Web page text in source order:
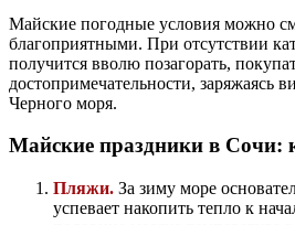
Майские погодные условия можно
благоприятными. При отсутствии
получится вволю позагорать,
достопримечательности, заряжаясь
Черного моря.
Майские праздники в Сочи:
Пляжи. За зиму море
успевает накопить тепло к